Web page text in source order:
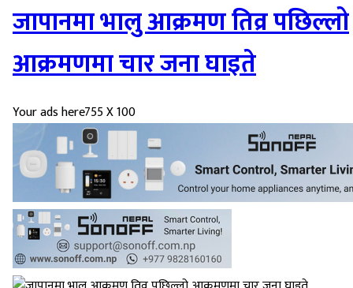
जापानमा भालु आक्रमण तिव्र पछिल्लो
आक्रमणमा चार जना घाइते
Your ads here755 X 100